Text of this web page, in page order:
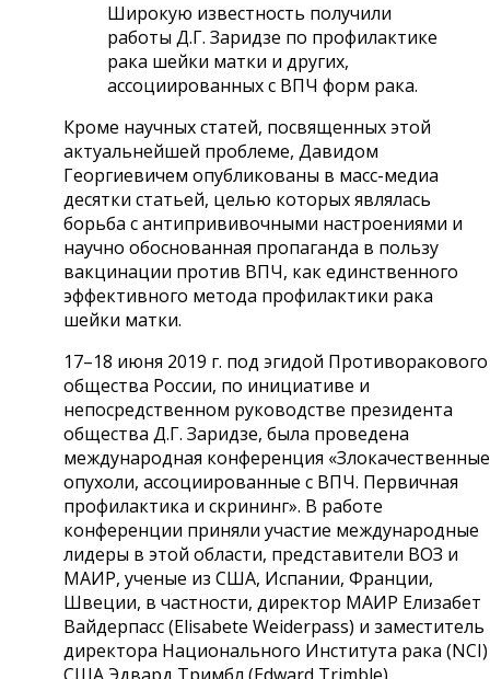
Широкую известность получили
работы Д.Г. Заридзе по профилактике
рака шейки матки и других,
ассоциированных с ВПЧ форм рака.
Кроме научных статей, посвященных этой
актуальнейшей проблеме, Давидом
Георгиевичем опубликованы в масс-медиа
десятки статьей, целью которых являлась
борьба с антипрививочными настроениями и
научно обоснованная пропаганда в пользу
вакцинации против ВПЧ, как единственного
эффективного метода профилактики рака
шейки матки.
17–18 июня 2019 г. под эгидой Противоракового
общества России, по инициативе и
непосредственном руководстве президента
общества Д.Г. Заридзе, была проведена
международная конференция «Злокачественные
опухоли, ассоциированные с ВПЧ. Первичная
профилактика и скрининг». В работе
конференции приняли участие международные
лидеры в этой области, представители ВОЗ и
МАИР, ученые из США, Испании, Франции,
Швеции, в частности, директор МАИР Елизабет
Вайдерпасс (Elisabete Weiderpass) и заместитель
директора Национального Института рака (NCI)